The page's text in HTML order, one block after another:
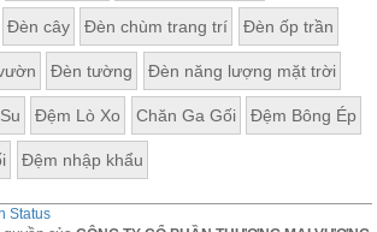
Đèn cây Đèn chùm trang trí Đèn ốp trần
Đèn tường Đèn năng lượng mặt trời
Đệm Lò Xo Chăn Ga Gối Đệm Bông Ép
Đệm nhập khẩu